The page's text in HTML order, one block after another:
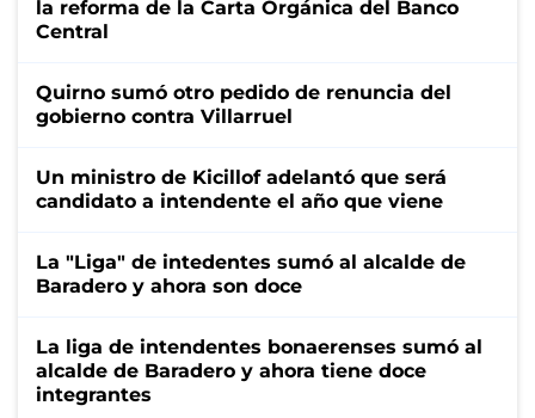
la reforma de la Carta Orgánica del Banco
Central
Quirno sumó otro pedido de renuncia del
gobierno contra Villarruel
Un ministro de Kicillof adelantó que será
candidato a intendente el año que viene
La "Liga" de intedentes sumó al alcalde de
Baradero y ahora son doce
La liga de intendentes bonaerenses sumó al
alcalde de Baradero y ahora tiene doce
integrantes